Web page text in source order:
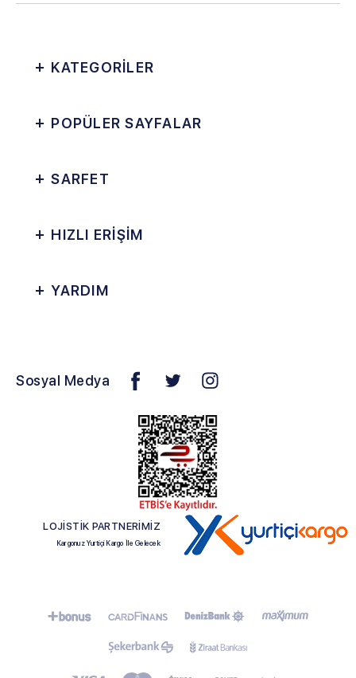
KATEGORİLER
POPÜLER SAYFALAR
SARFET
HIZLI ERİŞİM
YARDIM
Sosyal Medya
LOJİSTİK PARTNERİMİZ
Kargonuz Yurtiçi Kargo İle Gelecek